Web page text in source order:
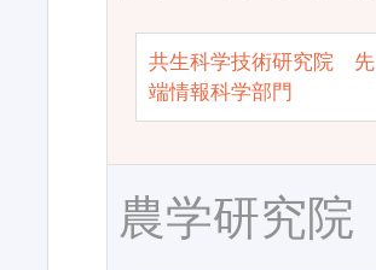
共生科学技術研究院 先
端情報科学部門
農学研究院